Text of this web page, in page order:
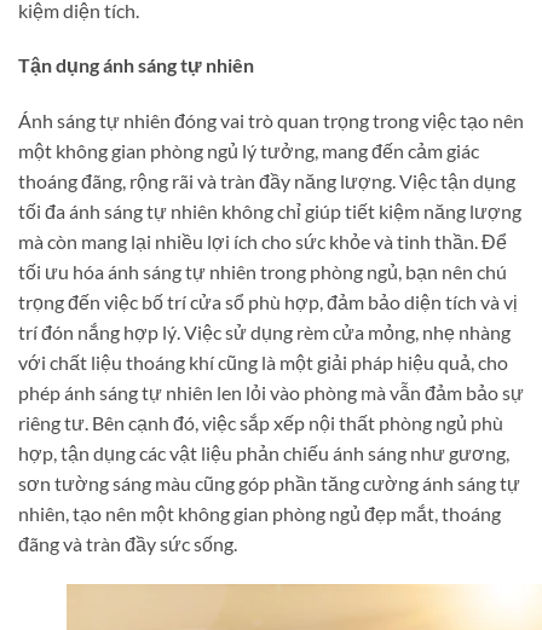
kiệm diện tích.
Tận dụng ánh sáng tự nhiên
Ánh sáng tự nhiên đóng vai trò quan trọng trong việc tạo nên
một không gian phòng ngủ lý tưởng, mang đến cảm giác
thoáng đãng, rộng rãi và tràn đầy năng lượng. Việc tận dụng
tối đa ánh sáng tự nhiên không chỉ giúp tiết kiệm năng lượng
mà còn mang lại nhiều lợi ích cho sức khỏe và tinh thần. Để
tối ưu hóa ánh sáng tự nhiên trong phòng ngủ, bạn nên chú
trọng đến việc bố trí cửa sổ phù hợp, đảm bảo diện tích và vị
trí đón nắng hợp lý. Việc sử dụng rèm cửa mỏng, nhẹ nhàng
với chất liệu thoáng khí cũng là một giải pháp hiệu quả, cho
phép ánh sáng tự nhiên len lỏi vào phòng mà vẫn đảm bảo sự
riêng tư. Bên cạnh đó, việc sắp xếp nội thất phòng ngủ phù
hợp, tận dụng các vật liệu phản chiếu ánh sáng như gương,
sơn tường sáng màu cũng góp phần tăng cường ánh sáng tự
nhiên, tạo nên một không gian phòng ngủ đẹp mắt, thoáng
đãng và tràn đầy sức sống.